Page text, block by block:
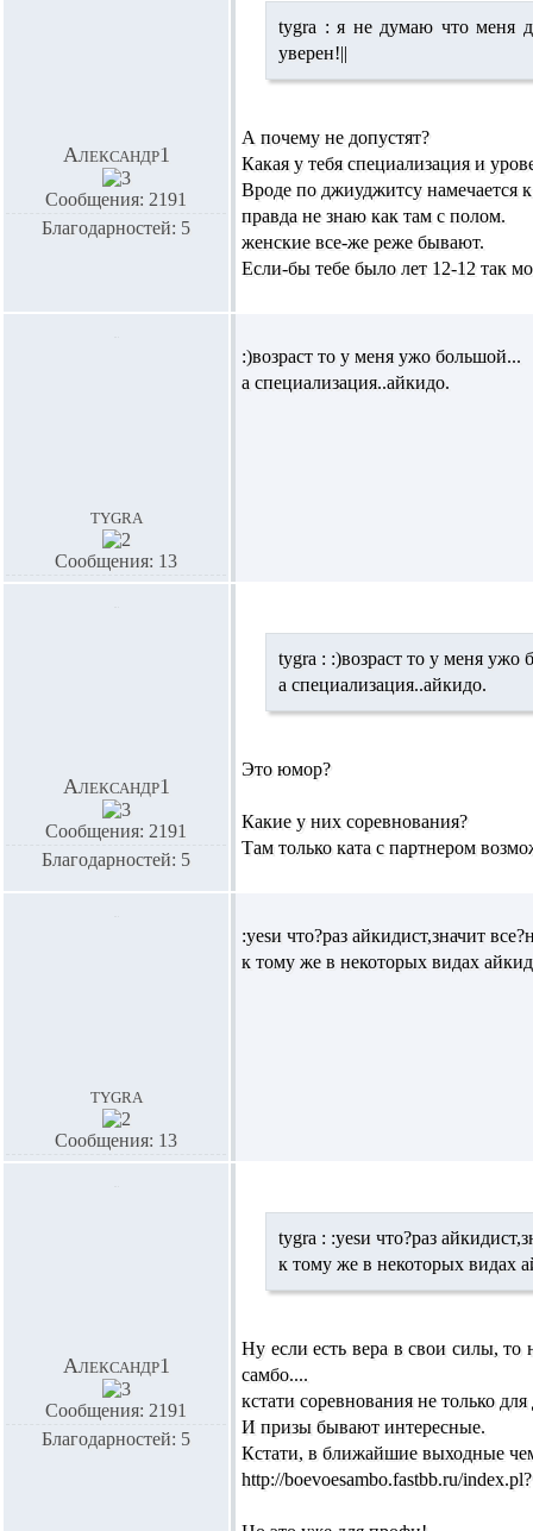
Александр1
Сообщения: 2191
Благодарностей: 5
tygra : я не думаю что меня
уверен!||
А почему не допустят?
Какая у тебя специализация и
Вроде по джиуджитсу намечается
правда не знаю как там с полом.
женские все-же реже бывают.
Если-бы тебе было лет 12-12 так
tygra
Сообщения: 13
:)возраст то у меня ужо большой...
а специализация..айкидо.
Александр1
Сообщения: 2191
Благодарностей: 5
tygra : :)возраст то у меня ужо
а специализация..айкидо.
Это юмор?
Какие у них соревнования?
Там только ката с партнером
tygra
Сообщения: 13
:yesи что?раз айкидист,значит
к тому же в некоторых видах
Александр1
Сообщения: 2191
Благодарностей: 5
tygra : :yesи что?раз
к тому же в некоторых видах
Ну если есть вера в свои силы, то
самбо....
кстати соревнования не только
И призы бывают интересные.
Кстати, в ближайшие выходные
http://boevoesambo.fastbb.ru/